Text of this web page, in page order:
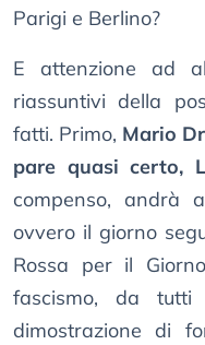
Parigi e Berlino?
E attenzione ad
riassuntivi della
fatti. Primo, Mario
pare quasi certo,
compenso, andrà
ovvero il giorno
Rossa per il
fascismo, da tutti
dimostrazione di